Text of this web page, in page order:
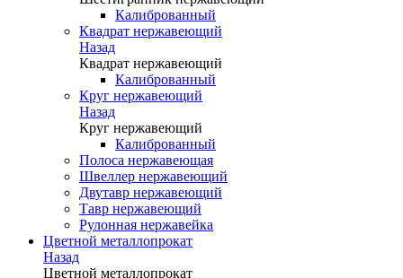
Калиброванный
Квадрат нержавеющий
Назад
Квадрат нержавеющий
Калиброванный
Круг нержавеющий
Назад
Круг нержавеющий
Калиброванный
Полоса нержавеющая
Швеллер нержавеющий
Двутавр нержавеющий
Тавр нержавеющий
Рулонная нержавейка
Цветной металлопрокат
Назад
Цветной металлопрокат